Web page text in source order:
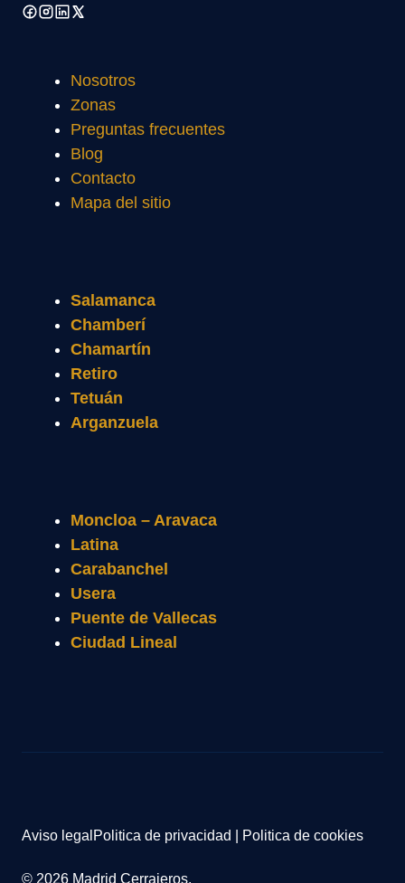
Nosotros
Zonas
Preguntas frecuentes
Blog
Contacto
Mapa del sitio
Salamanca
Chamberí
Chamartín
Retiro
Tetuán
Arganzuela
Moncloa – Aravaca
Latina
Carabanchel
Usera
Puente de Vallecas
Ciudad Lineal
© 2026 Madrid Cerrajeros.
Aviso legal Politica de privacidad Politica de cookies